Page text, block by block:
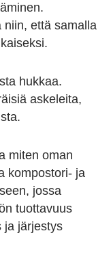
niin, että samalla
hukkaa.
askeleita,
miten oman
kompostori- ja
jossa
tuottavuus
ja järjestys